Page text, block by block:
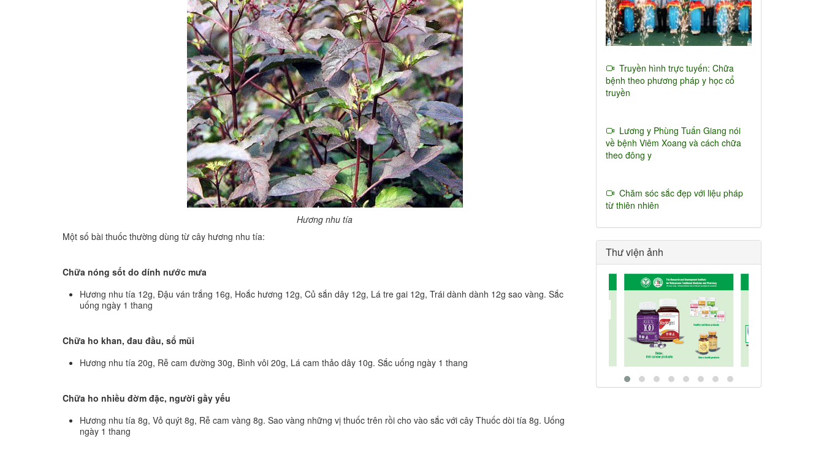
Hương nhu tía
Một số bài thuốc thường dùng từ cây hương nhu tía:
Chữa nóng sốt do dính nước mưa
Hương nhu tía 12g, Đậu ván trắng 16g, Hoắc hương 12g, Củ sắn dây 12g, Lá tre gai 12g, Trái dành dành 12g sao vàng. Sắc
uống ngày 1 thang
Chữa ho khan, đau đầu, sổ mũi
Hương nhu tía 20g, Rễ cam đường 30g, Bình vôi 20g, Lá cam thảo dây 10g. Sắc uống ngày 1 thang
Chữa ho nhiều đờm đặc, người gầy yếu
Hương nhu tía 8g, Vỏ quýt 8g, Rễ cam vàng 8g. Sao vàng những vị thuốc trên rồi cho vào sắc với cây Thuốc dòi tía 8g. Uống
ngày 1 thang
Truyền hình trực tuyến: Chữa
bệnh theo phương pháp y học cổ
truyền
Lương y Phùng Tuấn Giang nói
về bệnh Viêm Xoang và cách chữa
theo đông y
Chăm sóc sắc đẹp với liệu pháp
từ thiên nhiên
Thư viện ảnh